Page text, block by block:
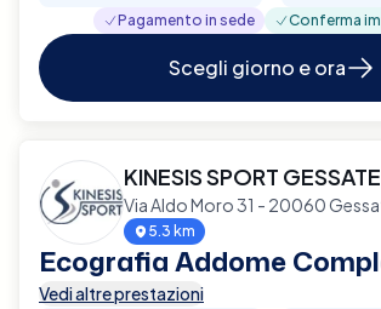
Pagamento in sede Conferma
Scegli giorno e ora
KINESIS SPORT GESSATE
Via Aldo Moro 31 - 20060
5.3 km
Ecografia Addome
Vedi altre prestazioni